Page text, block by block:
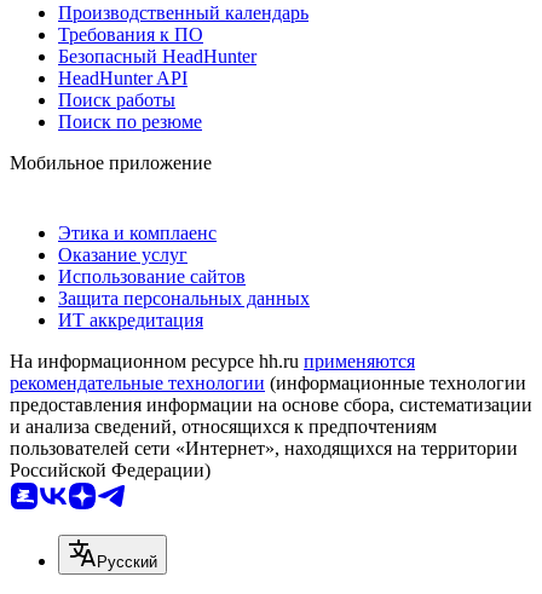
Производственный календарь
Требования к ПО
Безопасный HeadHunter
HeadHunter API
Поиск работы
Поиск по резюме
Мобильное приложение
Этика и комплаенс
Оказание услуг
Использование сайтов
Защита персональных данных
ИТ аккредитация
На информационном ресурсе hh.ru применяются
рекомендательные технологии (информационные технологии
предоставления информации на основе сбора, систематизации
и анализа сведений, относящихся к предпочтениям
пользователей сети «Интернет», находящихся на территории
Российской Федерации)
Русский